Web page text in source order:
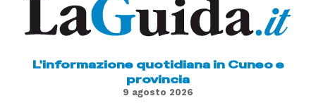
L'informazione quotidiana in Cuneo e
provincia
9 agosto 2026